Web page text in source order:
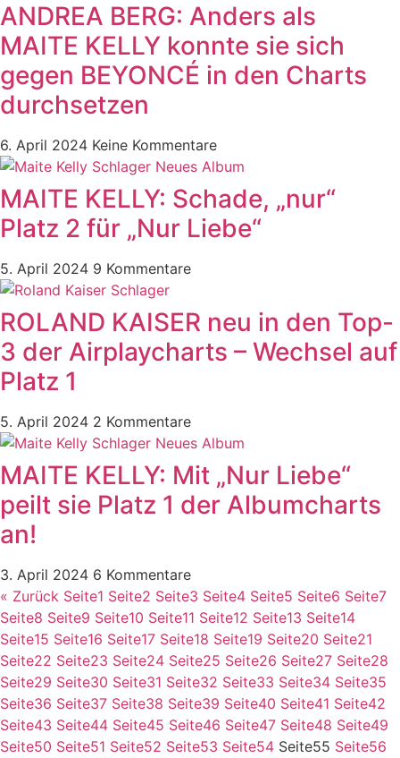
ANDREA BERG: Anders als
MAITE KELLY konnte sie sich
gegen BEYONCÉ in den Charts
durchsetzen
6. April 2024 Keine Kommentare
MAITE KELLY: Schade, „nur“
Platz 2 für „Nur Liebe“
5. April 2024 9 Kommentare
ROLAND KAISER neu in den Top-
3 der Airplaycharts – Wechsel auf
Platz 1
5. April 2024 2 Kommentare
MAITE KELLY: Mit „Nur Liebe“
peilt sie Platz 1 der Albumcharts
an!
3. April 2024 6 Kommentare
« Zurück Seite1 Seite2 Seite3 Seite4 Seite5 Seite6 Seite7
Seite8 Seite9 Seite10 Seite11 Seite12 Seite13 Seite14
Seite15 Seite16 Seite17 Seite18 Seite19 Seite20 Seite21
Seite22 Seite23 Seite24 Seite25 Seite26 Seite27 Seite28
Seite29 Seite30 Seite31 Seite32 Seite33 Seite34 Seite35
Seite36 Seite37 Seite38 Seite39 Seite40 Seite41 Seite42
Seite43 Seite44 Seite45 Seite46 Seite47 Seite48 Seite49
Seite50 Seite51 Seite52 Seite53 Seite54 Seite55 Seite56